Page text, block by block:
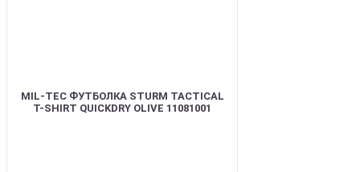
MIL-TEC ФУТБОЛКА STURM TACTICAL
T-SHIRT QUICKDRY OLIVE 11081001